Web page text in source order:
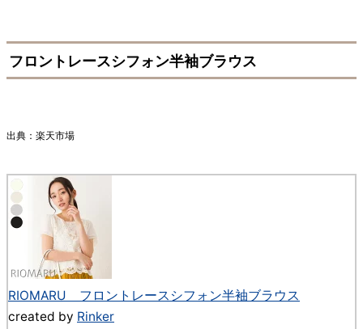
フロントレースシフォン半袖ブラウス
出典：楽天市場
RIOMARU フロントレースシフォン半袖ブラウス
created by Rinker